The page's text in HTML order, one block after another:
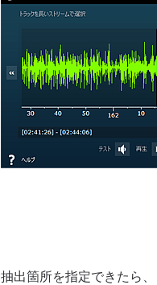
抽出箇所を指定できたら